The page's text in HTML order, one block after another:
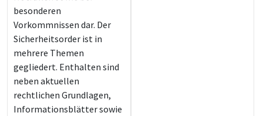
besonderen
Vorkommnissen dar. Der
Sicherheitsorder ist in
mehrere Themen
gegliedert. Enthalten sind
neben aktuellen
rechtlichen Grundlagen,
Informationsblätter sowie